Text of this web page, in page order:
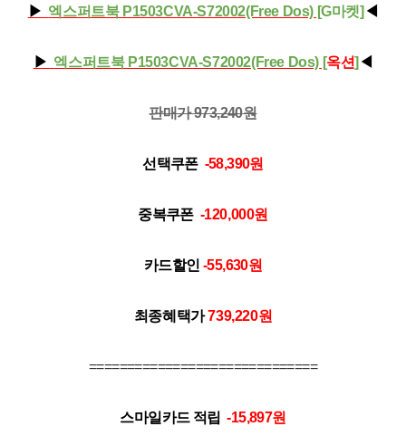
▶ 엑스퍼트북 P1503CVA-S72002(Free Dos) [G마켓] ◀
▶ 엑스퍼트북 P1503CVA-S72002(Free Dos) [옥션] ◀
판매가 973,240원
선택쿠폰 -58,390원
중복쿠폰 -120,000원
카드할인 -55,630원
최종혜택가739,220원
==============================
스마일카드 적립 -15,897원